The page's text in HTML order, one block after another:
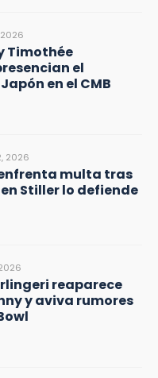
Timothée
el
en el CMB
2026
multa tras
Stiller lo defiende
reaparece
y aviva rumores